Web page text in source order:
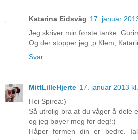
Katarina Eidsvåg 17. januar
Jeg skriver min første tanke:
Og der stopper jeg ;p Klem,
Svar
MittLilleHjerte 17. januar 2013
Hei Spirea:)
Så utrolig bra at du våger å dele
og jeg bøyer meg for deg!:)
Håper formen din er bedre.